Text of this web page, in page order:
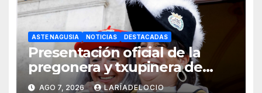
ASTE NAGUSIA NOTICIAS DESTACADAS
Presentación oficial de la
pregonera y txupinera de
Aste Nagusia 2026
AGO 7, 2026 LARÍADELOCIO